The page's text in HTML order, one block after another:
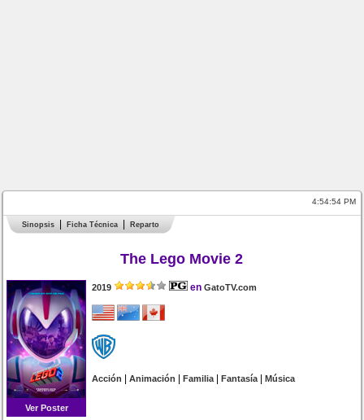
4:54:54 PM
Sinopsis Ficha Técnica Reparto
The Lego Movie 2
Ver Poster
2019 en GatoTV.com
Acción |Animación |Familia|Fantasía|Música